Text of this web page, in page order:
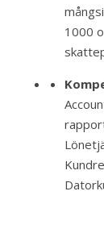
1000